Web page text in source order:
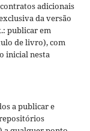
adicionais
da versão
publicar em
de livro), com
inicial nesta
a publicar e